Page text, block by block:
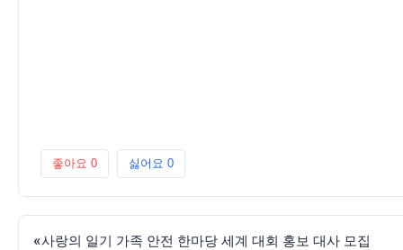
좋아요 0 싫어요 0
«사랑의 일기 가족 안전 한마당 세계 대회 홍보 대사 모집